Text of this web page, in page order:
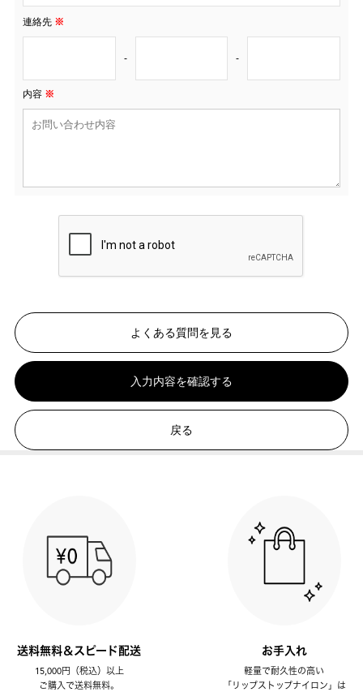
連絡先 ※
- -
内容 ※
よくある質問を見る
入力内容を確認する
戻る
送料無料＆スピード配送
15,000円（税込）以上
ご購入で送料無料。
お手入れ
軽量で耐久性の高い
「リップストップナイロン」は